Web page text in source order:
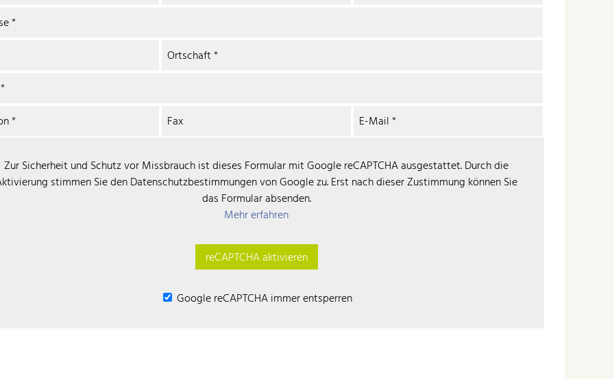
*
Ortschaft*
*
* Fax E-Mail*
Zur Sicherheit und Schutz vor Missbrauch ist dieses Formular mit Google reCAPTCHA ausgestattet. Durch die
stimmen Sie den Datenschutzbestimmungen von Google zu. Erst nach dieser Zustimmung können Sie
das Formular absenden.
Mehr erfahren
reCAPTCHA aktivieren
‌ Google reCAPTCHA immer entsperren